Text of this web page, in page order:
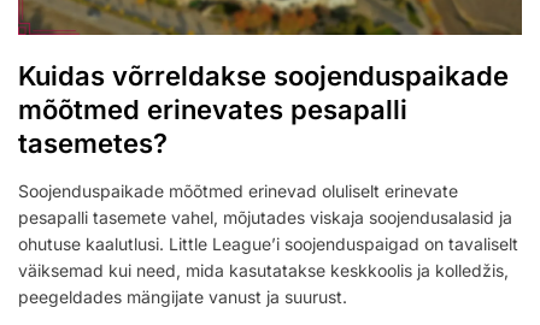
Kuidas võrreldakse soojenduspaikade
mõõtmed erinevates pesapalli
tasemetes?
Soojenduspaikade mõõtmed erinevad oluliselt erinevate
pesapalli tasemete vahel, mõjutades viskaja soojendusalasid ja
ohutuse kaalutlusi. Little League’i soojenduspaigad on tavaliselt
väiksemad kui need, mida kasutatakse keskkoolis ja kolledžis,
peegeldades mängijate vanust ja suurust.